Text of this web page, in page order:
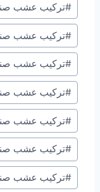
#تركيب عشب صناعي
#تركيب عشب صناعي
#تركيب عشب صناعي
#تركيب عشب صناعي
#تركيب عشب صناعي
#تركيب عشب صناعي
#تركيب عشب صناعي